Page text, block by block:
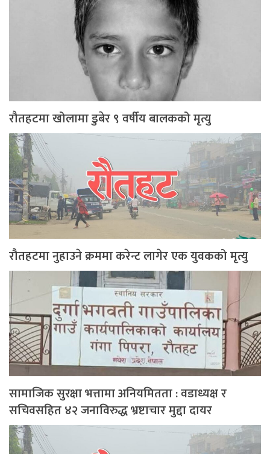
रौतहटमा खोलामा डुबेर ९ वर्षीय बालकको मृत्यु
रौतहटमा नुहाउने क्रममा करेन्ट लागेर एक युवकको मृत्यु
सामाजिक सुरक्षा भत्तामा अनियमितता : वडाध्यक्ष र
सचिवसहित ४२ जनाविरुद्ध भ्रष्टाचार मुद्दा दायर